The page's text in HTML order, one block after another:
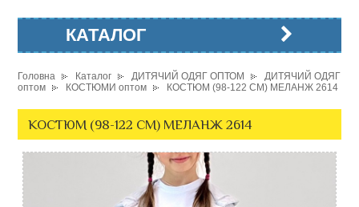
КАТАЛОГ
Головна Каталог ДИТЯЧИЙ ОДЯГ ОПТОМ
ДИТЯЧИЙ ОДЯГ
оптом
КОСТЮМИ оптом КОСТЮМ (98-122 СМ) МЕЛАНЖ 2614
КОСТЮМ (98-122 СМ) МЕЛАНЖ 2614